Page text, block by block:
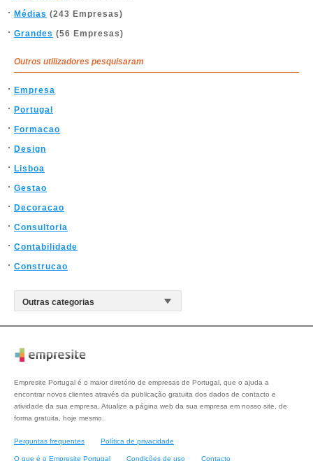
Médias (243 Empresas)
Grandes (56 Empresas)
Outros utilizadores pesquisaram
Empresa
Portugal
Formacao
Design
Lisboa
Gestao
Decoracao
Consultoria
Contabilidade
Construcao
Empresite Portugal é o maior diretório de empresas de Portugal, que o ajuda a
encontrar novos clientes através da publicação gratuita dos dados de contacto e
atividade da sua empresa. Atualize a página web da sua empresa em nosso site, de
forma gratuita, hoje mesmo.
Perguntas frequentes Política de privacidade
O que é o Empresite Portugal Condições de uso Contacto